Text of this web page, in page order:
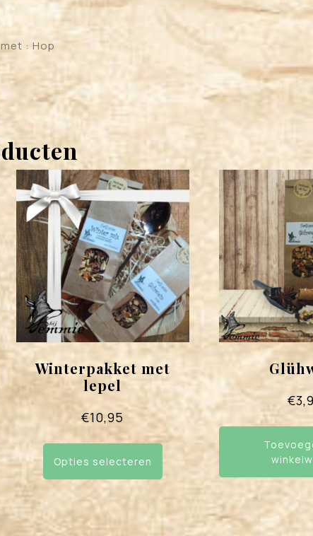
: Hop
Winterpakket met
lepel
€10,95
Opties selecteren
Dit
product
meerdere
variaties.
Deze
€